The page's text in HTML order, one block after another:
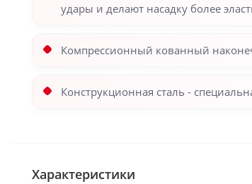
удары и делают насадку более
Компрессионный кованный
Конструкционная сталь -
Характеристики